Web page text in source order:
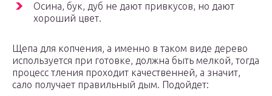
Осина, бук, дуб не дают привкусов, но дают
хороший цвет.
Щепа для копчения, а именно в таком виде дерево
используется при готовке, должна быть мелкой, тогда
процесс тления проходит качественней, а значит,
сало получает правильный дым. Подойдет: